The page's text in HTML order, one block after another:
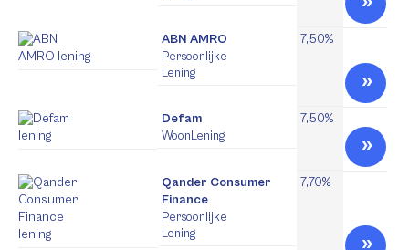
ABN AMRO
Persoonlijke
Lening
7,50%
Defam
WoonLening
7,50%
Qander Consumer
Finance
Persoonlijke
Lening
7,70%